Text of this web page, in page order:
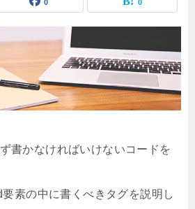
0 0
書かなければいけないコードを
素の中に書くべきタグを説明し